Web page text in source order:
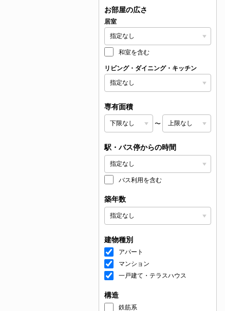
お部屋の広さ
居室
和室を含む
リビング・ダイニング・キッチン
専有面積
〜
駅・バス停からの時間
バス利用を含む
築年数
建物種別
アパート
マンション
一戸建て・テラスハウス
構造
鉄筋系